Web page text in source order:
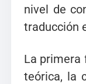
nivel de
traducción
La primera
teórica, la